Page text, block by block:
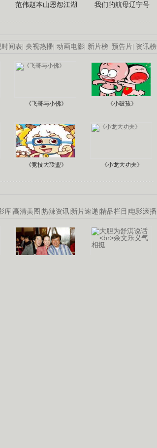
范伟赵本山恩怨江湖 我们的航母辽宁号
间表 央视热播 动画电影 新片榜 预告片 资讯榜
《飞哥与小佛》 《小破孩》
《竞技大联盟》 《小龙大功夫》
库 高清美图 热辣资讯 新片速递 精品栏目 电影滚播